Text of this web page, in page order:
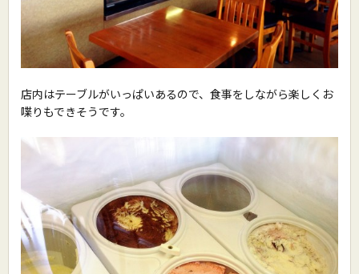
店内はテーブルがいっぱいあるので、食事をしながら楽しくお
喋りもできそうです。